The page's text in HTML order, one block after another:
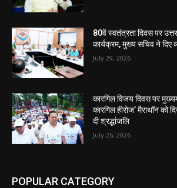
80वें स्वतंत्रता दिवस पर
कार्यक्रम, मुख्य सचिव ने दिए
July 29, 2026
कारगिल विजय दिवस पर
कारगिल हीरोज’ मैराथॉन को
दी श्रद्धांजलि
July 26, 2026
POPULAR CATEGORY